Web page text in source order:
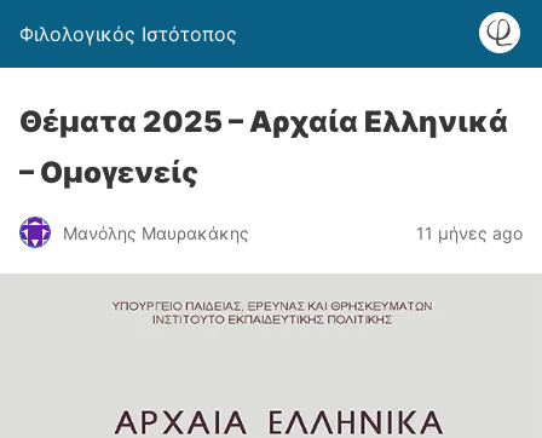
Φιλολογικός Ιστότοπος
Θέματα 2025 – Αρχαία Ελληνικά
– Ομογενείς
Μανόλης Μαυρακάκης 11 μήνες ago